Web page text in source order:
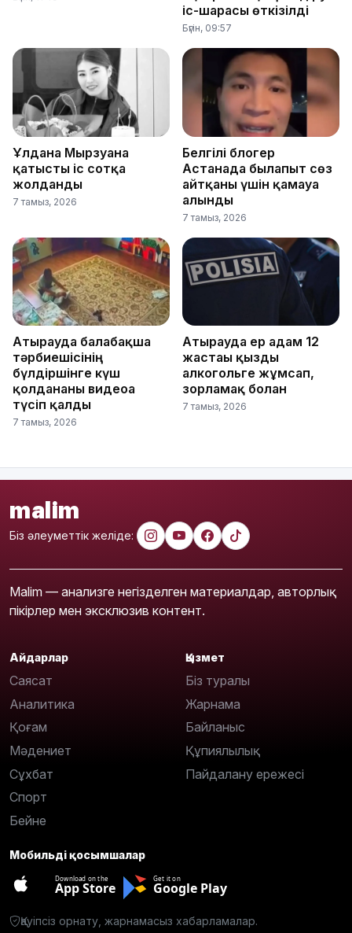
іс-шарасы өткізілді
Бүгін, 09:57
Ұлдана Мырзуанға
қатысты іс сотқа
жолданды
7 тамыз, 2026
Белгілі блогер
Астанада былапыт сөз
айтқаны үшін қамауға
алынды
7 тамыз, 2026
Атырауда балабақша
тәрбиешісінің
бүлдіршінге күш
қолданғаны видеоға
түсіп қалды
7 тамыз, 2026
Атырауда ер адам 12
жастағы қызды
алкогольге жұмсап,
зорламақ болған
7 тамыз, 2026
malim
Біз әлеуметтік желіде:
Malim — анализге негізделген материалдар, авторлық
пікірлер мен эксклюзив контент.
Айдарлар
Саясат
Аналитика
Қоғам
Мәдениет
Сұхбат
Спорт
Бейне
Қызмет
Біз туралы
Жарнама
Байланыс
Құпиялылық
Пайдалану ережесі
Мобильді қосымшалар
Download on the
App Store
Get it on
Google Play
Қауіпсіз орнату, жарнамасыз хабарламалар.